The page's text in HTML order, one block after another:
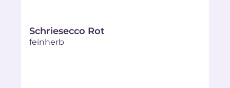
Schriesecco Rot
feinherb